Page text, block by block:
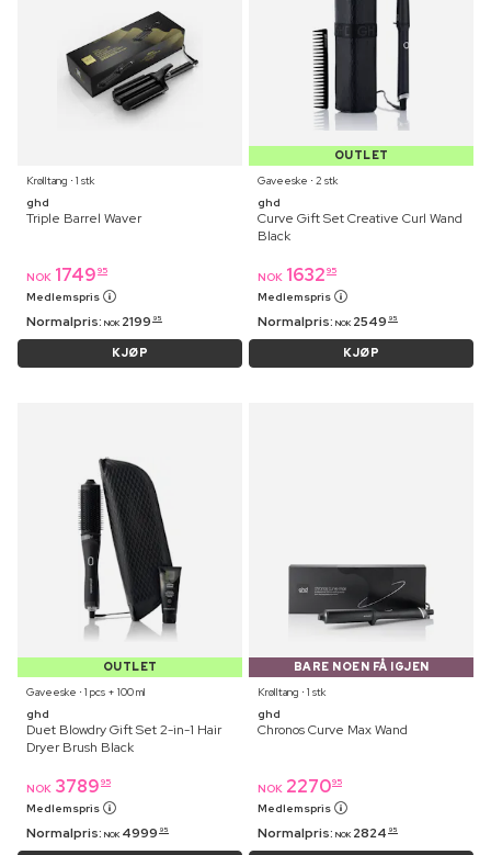
Krølltang ⋅ 1 stk
ghd
Triple Barrel Waver
NOK 1749 95
Medlemspris
Normalpris: NOK 2199 95
KJØP
OUTLET
Gaveeske ⋅ 2 stk
ghd
Curve Gift Set Creative Curl Wand
Black
NOK 1632 95
Medlemspris
Normalpris: NOK 2549 95
KJØP
OUTLET
Gaveeske ⋅ 1 pcs + 100 ml
ghd
Duet Blowdry Gift Set 2-in-1 Hair
Dryer Brush Black
NOK 3789 95
Medlemspris
Normalpris: NOK 4999 95
BARE NOEN FÅ IGJEN
Krølltang ⋅ 1 stk
ghd
Chronos Curve Max Wand
NOK 227095
Medlemspris
Normalpris: NOK 2824 95